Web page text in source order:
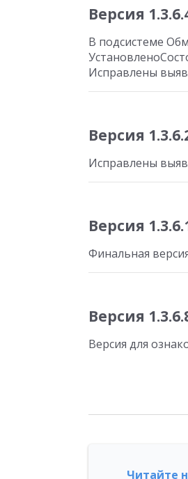
Версия
В подсистеме
Исправлены
Версия
Исправлены
Версия
Финальная
Версия
Версия для
Читайте